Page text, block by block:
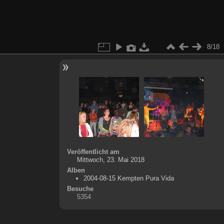
8/18
Veröffentlicht am
Mittwoch, 23. Mai 2018
Alben
2004-08-15 Kempten Pura Vida
Besuche
5354